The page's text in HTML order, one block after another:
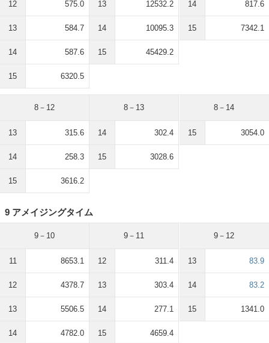
12 575.0
13 584.7
14 587.6
15 6320.5
13 12532.2
14 10095.3
15 45429.2
14 817.6
15 7342.1
8－12
13 315.6
14 258.3
15 3616.2
8－13
14 302.4
15 3028.6
8－14
15 3054.0
9 アメイジングタイム
9－10
11 8653.1
12 4378.7
13 5506.5
14 4782.0
9－11
12 311.4
13 303.4
14 277.1
15 4659.4
9－12
13 83.9
14 83.2
15 1341.0